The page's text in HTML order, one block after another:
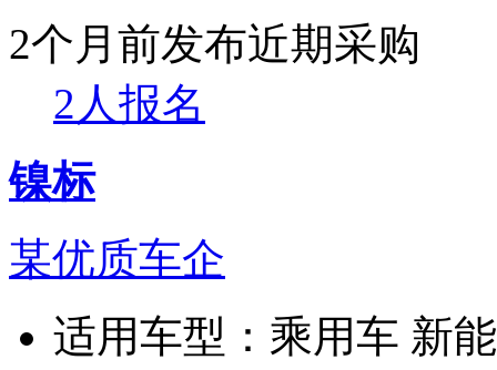
2个月前发布近期采购
2人报名
镍标
某优质车企
适用车型： 乘用车 新